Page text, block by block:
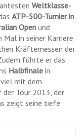
Weltklasse-
ATP-500-Turnier in
Openund
in seiner Karriere
Kräftemessen der
führte er das
Halbfinale in
mit dem
der Tour 2013, der
zeigt seine tiefe